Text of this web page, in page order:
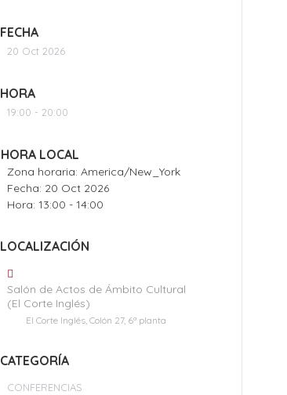
FECHA
20 Oct 2026
HORA
19:00 - 20:00
HORA LOCAL
Zona horaria: America/New_York
Fecha: 20 Oct 2026
Hora: 13:00 - 14:00
LOCALIZACIÓN
Salón de Actos de Ámbito Cultural
(El Corte Inglés)
El Corte Inglés, Colón 27, 6ª planta
CATEGORÍA
CONFERENCIAS